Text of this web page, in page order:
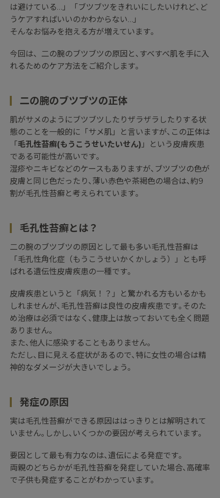
は避けている…」「ブツブツをきれいにしたいけれど､ど
うケアすればいいのかわからない…」
そんなお悩みを抱える方が増えています｡
今回は、二の腕のブツブツの原因と､すべすべ肌を手に入
れるためのケア方法をご紹介します｡
二の腕のブツブツの正体
肌がサメのようにブツブツしたりザラザラしたりする状
態のことを一般的に「サメ肌」と言いますが､この正体は
「毛孔性苔癬(もうこうせいたいせん) 」という皮膚疾患
である可能性が高いです｡
湿疹やニキビなどのケースもありますが､ブツブツの色が
皮膚と同じ色だったり､薄い赤色や茶褐色の場合は､約9
割が毛孔性苔癬と考えられています｡
毛孔性苔癬とは？
二の腕のブツブツの原因として最も多い毛孔性苔癬は
「毛孔性角化症（もうこうせいかくかしょう）」とも呼
ばれる遺伝性皮膚疾患の一種です｡
皮膚疾患というと「病気！？」と驚かれる方もいるかも
しれませんが､毛孔性苔癬は良性の皮膚疾患です｡そのた
め治療は必須ではなく､健康上は放っておいても全く問題
ありません｡
また､他人に感染することもありません｡
ただし､目に見える症状があるので､特に女性の場合は精
神的なダメージが大きいでしょう｡
発症の原因
実は毛孔性苔癬ができる原因ははっきりとは解明されて
いません｡しかし､いくつかの要因が考えられています｡
要因として最も有力なのは､遺伝による発症です｡
両親のどちらかが毛孔性苔癬を発症していた場合､高確率
で子供も発症することがわかっています｡